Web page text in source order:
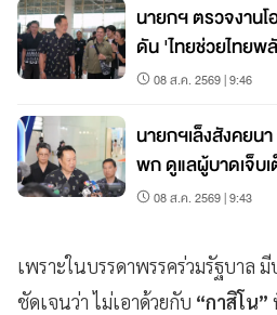
นายกฯ ตรวจงาน
ดัน 'ไทยช่วยไทย
08 ส.ค. 2569 | 9:46
นายกฯเล็งสังคยน
พก ดูแลผู้บาดเจ็บ
08 ส.ค. 2569 | 9:43
เพราะในบรรดาพรรคร่วมรัฐบาล
ชัดเจนว่า ไม่เอาด้วยกับ “กาสิโน”